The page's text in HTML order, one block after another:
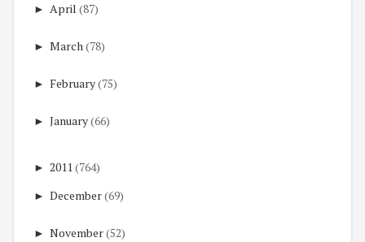
► April (87)
► March(78)
► February(75)
► January(66)
► 2011 (764)
► December(69)
► November(52)